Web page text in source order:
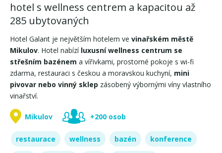
hotel s wellness centrem a kapacitou až
285 ubytovaných
Hotel Galant je největším hotelem ve vinařském městě
Mikulov. Hotel nabízí luxusní wellness centrum se
střešním bazénem a vířivkami,​​ prostorné pokoje s wi-fi
zdarma, restauraci s českou a moravskou kuchyní, mini
pivovar nebo vinný sklep zásobený výbornými víny vlastního
vinařství.
Mikulov +200 osob
restaurace wellness bazén konference